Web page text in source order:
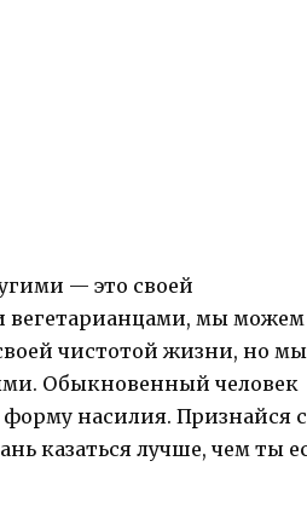
— это своей
вегетарианцами, мы можем
чистотой жизни, но
Обыкновенный человек
насилия. Признайся
казаться лучше, чем ты